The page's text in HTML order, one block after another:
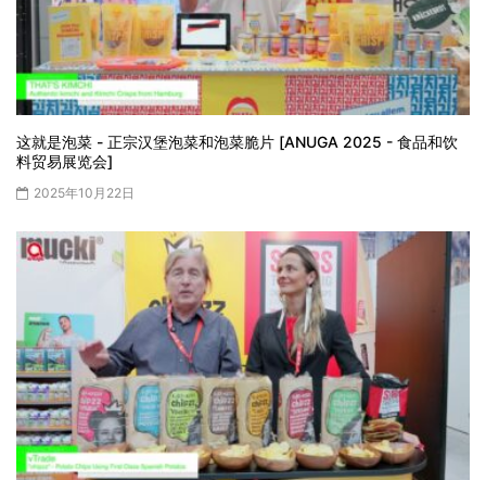
这就是泡菜 - 正宗汉堡泡菜和泡菜脆片 [ANUGA 2025 - 食品和饮
料贸易展览会]
2025年10月22日